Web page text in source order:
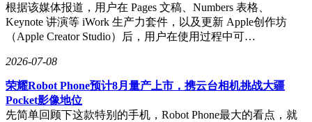
根据该媒体报道，用户在 Pages 文稿、Numbers 表格、
Keynote 讲演等 iWork 生产力套件，以及更新 Apple创作坊
（Apple Creator Studio）后，用户在使用过程中可…
2026-07-08
荣耀Robot Phone预计8月量产上市，携云台相机挑战大疆
Pocket影像地位
先简单回顾下这款特别的手机，Robot Phone最大的看点，就